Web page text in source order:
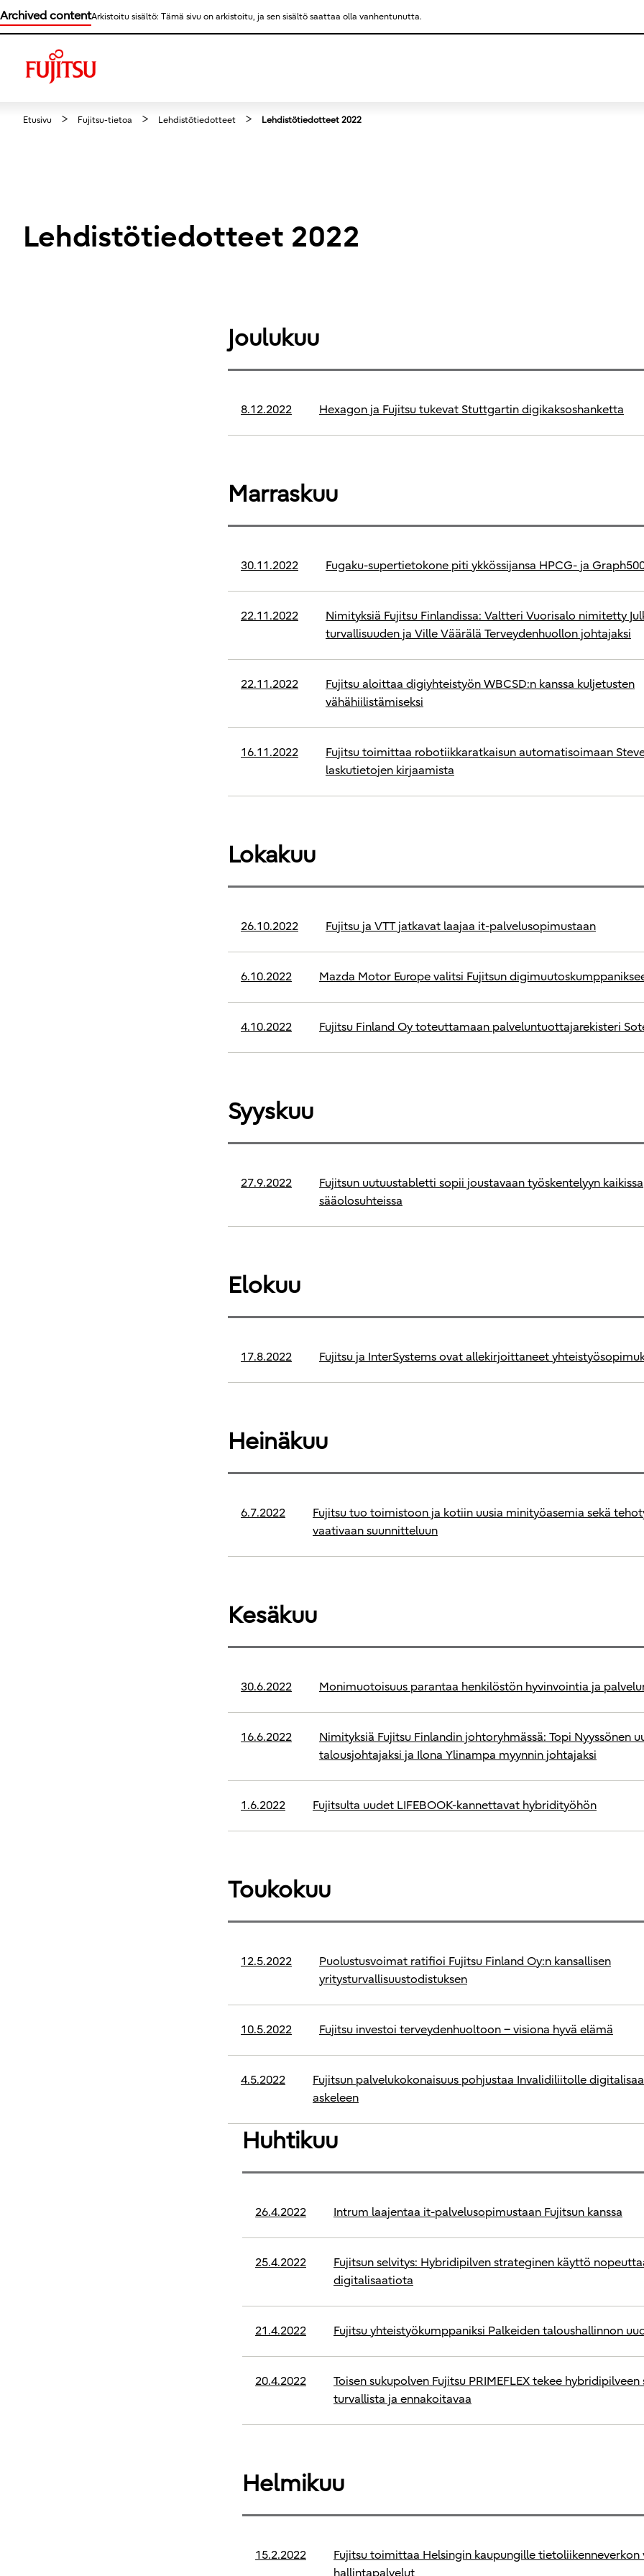
Archived contentArkistoitu sisältö: Tämä sivu on arkistoitu, ja sen sisältö saattaa olla vanhentunutta.
Etusivu Fujitsu-tietoa Lehdistötiedotteet Lehdistötiedotteet 2022
Lehdistötiedotteet 2022
Joulukuu
8.12.2022 Hexagon ja Fujitsu tukevat Stuttgartin digikaksoshanketta
Marraskuu
30.11.2022 Fugaku-supertietokone piti ykkössijansa HPCG- ja
22.11.2022
Nimityksiä Fujitsu Finlandissa: Valtteri Vuorisalo nimitetty
turvallisuuden ja Ville Väärälä Terveydenhuollon johtajaksi
22.11.2022
Fujitsu aloittaa digiyhteistyön WBCSD:n kanssa kuljetusten
vähähiilistämiseksi
16.11.2022
Fujitsu toimittaa robotiikkaratkaisun automatisoimaan
laskutietojen kirjaamista
Lokakuu
26.10.2022 Fujitsu ja VTT jatkavat laajaa it-palvelusopimustaan
6.10.2022 Mazda Motor Europe valitsi Fujitsun
4.10.2022 Fujitsu Finland Oy toteuttamaan palveluntuottajarekisteri
Syyskuu
27.9.2022
Fujitsun uutuustabletti sopii joustavaan työskentelyyn kaikissa
sääolosuhteissa
Elokuu
17.8.2022 Fujitsu ja InterSystems ovat allekirjoittaneet
Heinäkuu
6.7.2022
Fujitsu tuo toimistoon ja kotiin uusia minityöasemia sekä
vaativaan suunnitteluun
Kesäkuu
30.6.2022 Monimuotoisuus parantaa henkilöstön hyvinvointia ja
16.6.2022
Nimityksiä Fujitsu Finlandin johtoryhmässä: Topi Nyyssönen
talousjohtajaksi ja Ilona Ylinampa myynnin johtajaksi
1.6.2022 Fujitsulta uudet LIFEBOOK-kannettavat hybridityöhön
Toukokuu
12.5.2022
Puolustusvoimat ratifioi Fujitsu Finland Oy:n kansallisen
yritysturvallisuustodistuksen
10.5.2022 Fujitsu investoi terveydenhuoltoon − visiona hyvä elämä
4.5.2022
Fujitsun palvelukokonaisuus pohjustaa Invalidiliitolle
askeleen
Huhtikuu
26.4.2022 Intrum laajentaa it-palvelusopimustaan Fujitsun kanssa
25.4.2022
Fujitsun selvitys: Hybridipilven strateginen käyttö
digitalisaatiota
21.4.2022 Fujitsu yhteistyökumppaniksi Palkeiden taloushallinnon
20.4.2022
Toisen sukupolven Fujitsu PRIMEFLEX tekee
turvallista ja ennakoitavaa
Helmikuu
15.2.2022
Fujitsu toimittaa Helsingin kaupungille tietoliikenneverkon
hallintapalvelut